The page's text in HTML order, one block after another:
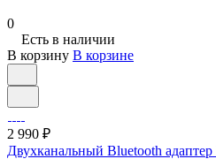
0
Есть в наличии
В корзину В корзине
2 990 ₽
Двухканальный Bluetooth